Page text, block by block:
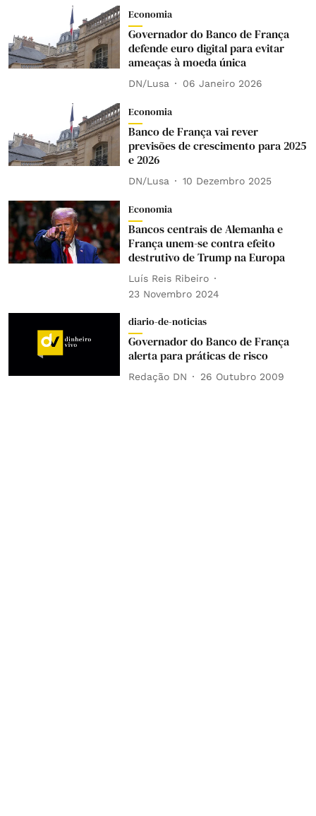
Economia
Governador do Banco de França
defende euro digital para evitar
ameaças à moeda única
DN/Lusa 06 Janeiro 2026
Economia
Banco de França vai rever
previsões de crescimento para 2025
e 2026
DN/Lusa 10 Dezembro 2025
Economia
Bancos centrais de Alemanha e
França unem-se contra efeito
destrutivo de Trump na Europa
Luís Reis Ribeiro
23 Novembro 2024
diario-de-noticias
Governador do Banco de França
alerta para práticas de risco
Redação DN 26 Outubro 2009